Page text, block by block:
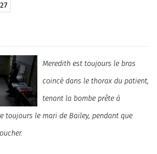
27
Meredith est toujours le bras
coincé dans le thorax du patient,
tenant la bombe prête à
toujours le mari de Bailey, pendant que